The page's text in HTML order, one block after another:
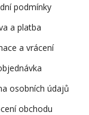
podmínky
a platba
a vrácení
osobních údajů
obchodu